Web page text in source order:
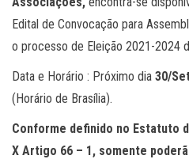
Edital de Convocação para
o processo de Eleição 2021-2024
Data e Horário : Próximo dia 30/
(Horário de Brasília).
Conforme definido no Estatuto
X Artigo 66 – 1, somente